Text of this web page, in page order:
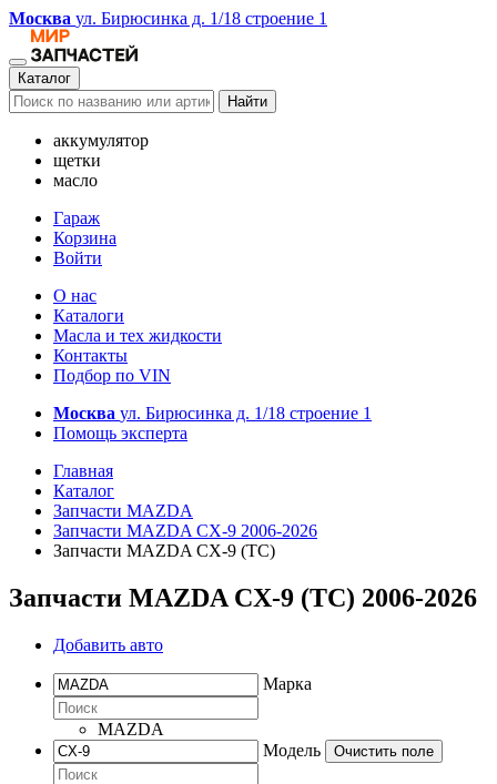
Москва ул. Бирюсинка д. 1/18 строение 1
Каталог
Найти
аккумулятор
щетки
масло
Гараж
Корзина
Войти
О нас
Каталоги
Масла и тех жидкости
Контакты
Подбор по VIN
Москва ул. Бирюсинка д. 1/18 строение 1
Помощь эксперта
Главная
Каталог
Запчасти MAZDA
Запчасти MAZDA CX-9 2006-2026
Запчасти MAZDA CX-9 (TC)
Запчасти MAZDA CX-9 (TC) 2006-2026
Добавить авто
Марка
MAZDA
Модель
Очистить поле